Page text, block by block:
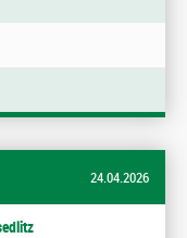
24.04.2026